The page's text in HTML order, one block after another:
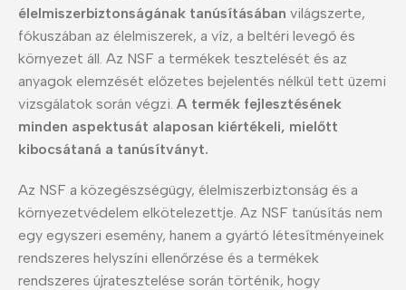
élelmiszerbiztonságának tanúsításában világszerte,
fókuszában az élelmiszerek, a víz, a beltéri levegő és
környezet áll. Az NSF a termékek tesztelését és az
anyagok elemzését előzetes bejelentés nélkül tett üzemi
vizsgálatok során végzi. A termék fejlesztésének
minden aspektusát alaposan kiértékeli, mielőtt
kibocsátaná a tanúsítványt.
Az NSF a közegészségügy, élelmiszerbiztonság és a
környezetvédelem elkötelezettje. Az NSF tanúsítás nem
egy egyszeri esemény, hanem a gyártó létesítményeinek
rendszeres helyszíni ellenőrzése és a termékek
rendszeres újratesztelése során történik, hogy